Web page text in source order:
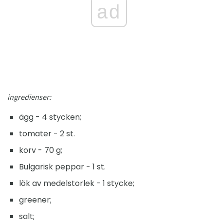
ad
ingredienser:
ägg - 4 stycken;
tomater - 2 st.
korv - 70 g;
Bulgarisk peppar - 1 st.
lök av medelstorlek - 1 stycke;
greener;
salt;